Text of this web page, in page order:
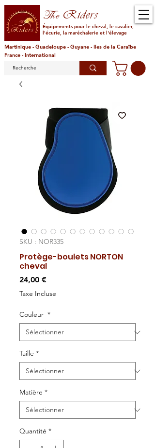
TheRiders
Équipements pour le cheval, le cavalier,
l'écurie, la maréchalerie et l'élevage
Martinique - Guadeloupe - Guyane - Iles de la Caraïbe
France - International
SKU : NOR335
Protège-boulets NORTON
cheval
24,00 €Prix
Taxe Incluse
Couleur *
Taille *
Matière *
Quantité *